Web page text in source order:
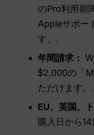
のPro利用期
Appleサポー
す。.
年間請求：
$2,000の「
ただけます。.
EU、英国、
購入日から